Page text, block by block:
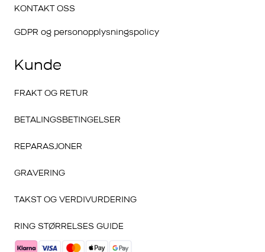
KONTAKT OSS
GDPR og personopplysningspolicy
Kunde
FRAKT OG RETUR
BETALINGSBETINGELSER
REPARASJONER
GRAVERING
TAKST OG VERDIVURDERING
RING STØRRELSES GUIDE